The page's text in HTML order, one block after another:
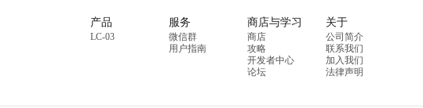
产品
LC-03
服务
微信群
用户指南
商店与学习
商店
攻略
开发者中心
论坛
关于
公司简介
联系我们
加入我们
法律声明